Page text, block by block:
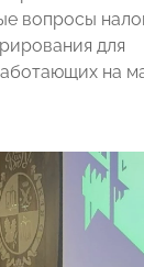
вопросы
для
на